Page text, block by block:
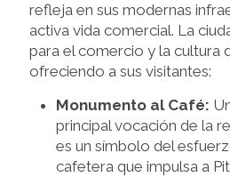
refleja en sus modernas
activa vida comercial. La
para el comercio y la cultura
ofreciendo a sus visitantes:
Monumento al Café:
principal vocación de la
es un símbolo del
cafetera que impulsa a